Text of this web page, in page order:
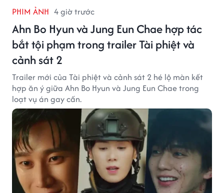
PHIM ẢNH 4 giờ trước
Ahn Bo Hyun và Jung Eun Chae hợp tác
bắt tội phạm trong trailer Tài phiệt và
cảnh sát 2
Trailer mới của Tài phiệt và cảnh sát 2 hé lộ màn kết
hợp ăn ý giữa Ahn Bo Hyun và Jung Eun Chae trong
loạt vụ án gay cấn.